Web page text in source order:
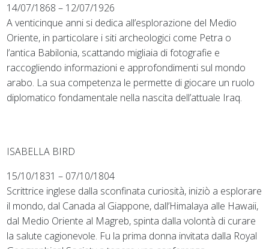
14/07/1868 – 12/07/1926
A venticinque anni si dedica all’esplorazione del Medio
Oriente, in particolare i siti archeologici come Petra o
l’antica Babilonia, scattando migliaia di fotografie e
raccogliendo informazioni e approfondimenti sul mondo
arabo. La sua competenza le permette di giocare un ruolo
diplomatico fondamentale nella nascita dell’attuale Iraq.
ISABELLA BIRD
15/10/1831 – 07/10/1804
Scrittrice inglese dalla sconfinata curiosità, iniziò a esplorare
il mondo, dal Canada al Giappone, dall’Himalaya alle Hawaii,
dal Medio Oriente al Magreb, spinta dalla volontà di curare
la salute cagionevole. Fu la prima donna invitata dalla Royal